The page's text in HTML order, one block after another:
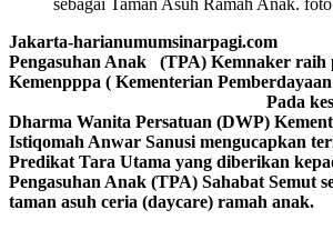
Jakarta-
Pengasuhan Anak (TPA) Kemnaker raih
Kemenpppa ( Kementerian
Pada kesempatan
Dharma Wanita Persatuan (DWP)
Istiqomah Anwar Sanusi mengucapkan
Predikat Tara Utama yang diberikan
Pengasuhan Anak (TPA) Sahabat Semut
taman asuh ceria (daycare) ramah anak.